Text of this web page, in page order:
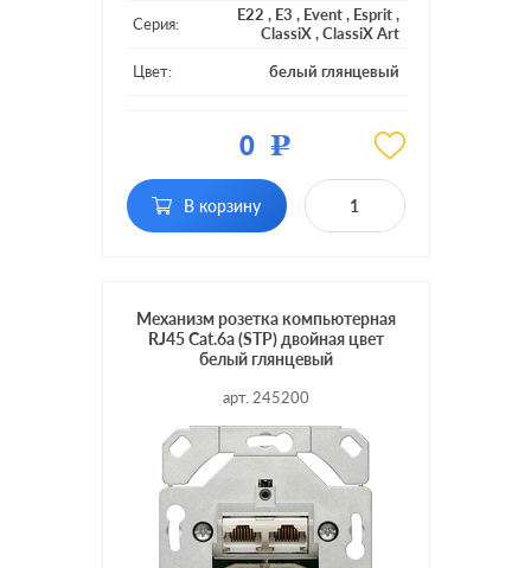
Серия: E22 , E3 , Event, Esprit,
ClassiX,ClassiX Art
Цвет:
белый глянцевый
разъема:
0 Р
В корзину
Механизм розетка компьютерная
RJ45 Cat.6a (STP) двойная цвет
белый глянцевый
арт. 245200